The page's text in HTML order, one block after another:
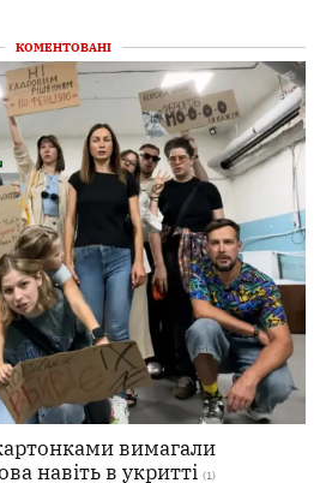
КОМЕНТОВАНІ
вимагали
навіть в укритті (1)